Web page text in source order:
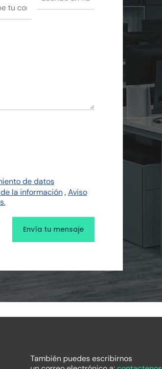
de datos
la información , Aviso
También puedes escribirnos